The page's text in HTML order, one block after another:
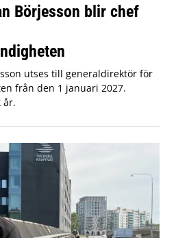
Börjesson blir chef
utses till generaldirektör för
från den 1 januari 2027.
år.